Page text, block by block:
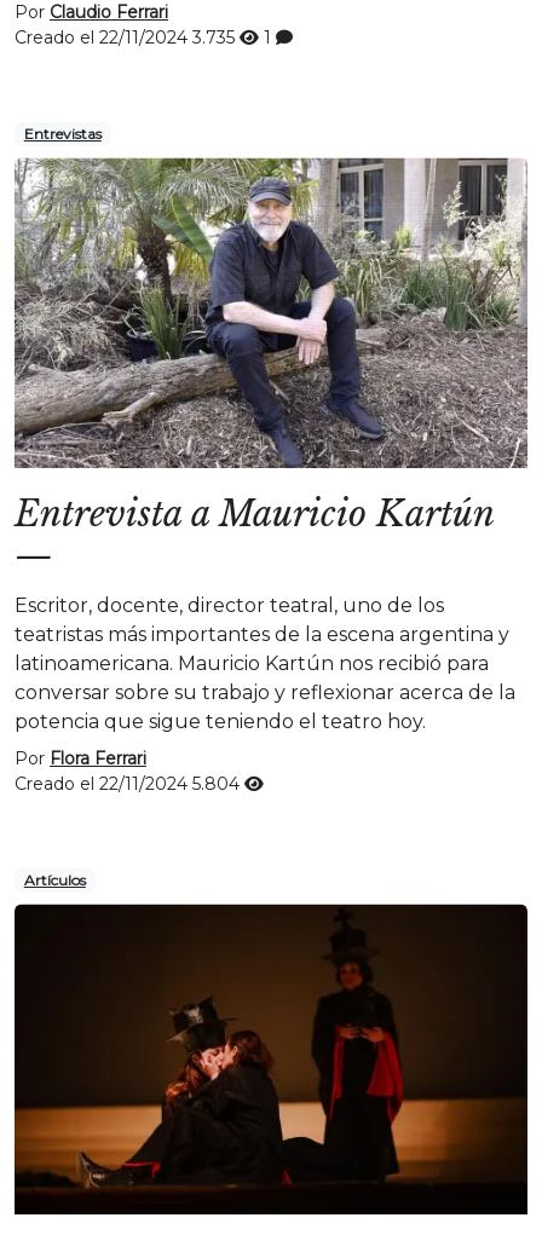
Por Claudio Ferrari
Creado el 22/11/20243.735 1
Entrevistas
Entrevista a Mauricio Kartún
—
Escritor, docente, director teatral, uno de los
teatristas más importantes de la escena argentina y
latinoamericana. Mauricio Kartún nos recibió para
conversar sobre su trabajo y reflexionar acerca de la
potencia que sigue teniendo el teatro hoy.
Por Flora Ferrari
Creado el 22/11/2024 5.804
Artículos